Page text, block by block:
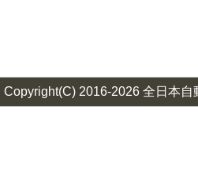
Copyright(C) 2016-2026 全日本